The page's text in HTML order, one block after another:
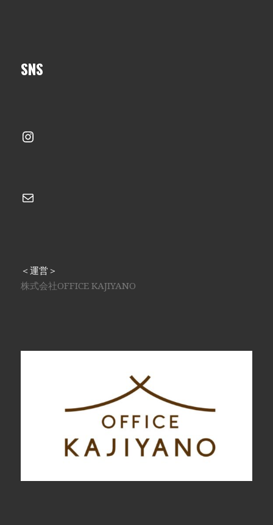
SNS
Instagram
メール
＜運営＞
株式会社OFFICE KAJIYANO